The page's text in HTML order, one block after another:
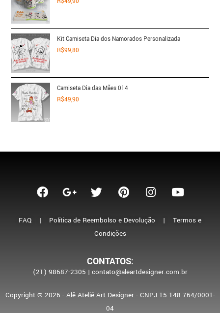
Kit Camiseta Dia dos Namorados Personalizada
R$99,80
Camiseta Dia das Mães 014
R$49,90
FAQ | Política de Reembolso e Devolução | Termos e
Condições
CONTATOS:
(21) 98687-2305 | contato@aleartdesigner.com.br
Copyright © 2026 - Alê Ateliê Art Designer - CNPJ 15.148.764/0001-
04